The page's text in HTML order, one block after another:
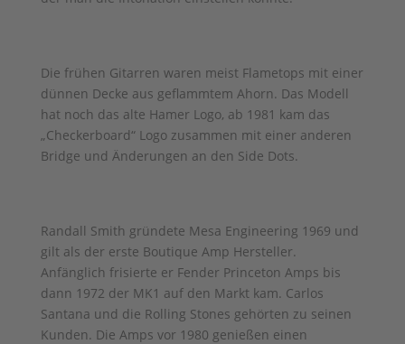
Die frühen Gitarren waren meist Flametops mit einer
dünnen Decke aus geflammtem Ahorn. Das Modell
hat noch das alte Hamer Logo, ab 1981 kam das
„Checkerboard“ Logo zusammen mit einer anderen
Bridge und Änderungen an den Side Dots.
Randall Smith gründete Mesa Engineering 1969 und
gilt als der erste Boutique Amp Hersteller.
Anfänglich frisierte er Fender Princeton Amps bis
dann 1972 der MK1 auf den Markt kam. Carlos
Santana und die Rolling Stones gehörten zu seinen
Kunden. Die Amps vor 1980 genießen einen